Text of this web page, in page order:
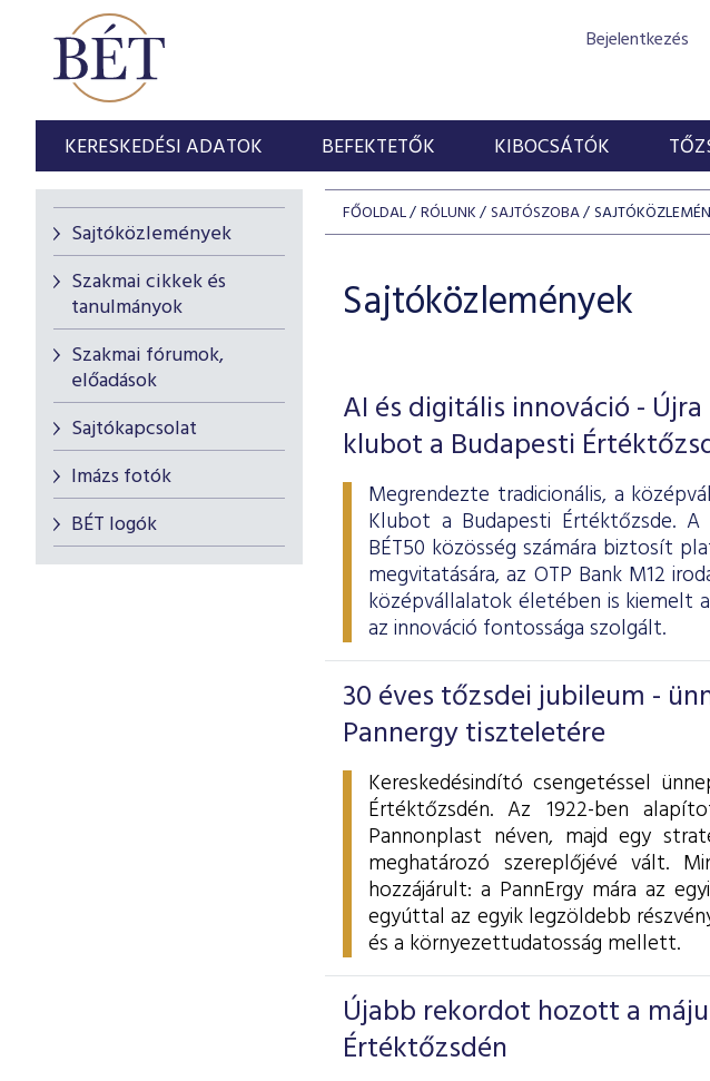
Bejelentkezés
KERESKEDÉSI ADATOK BEFEKTETŐK KIBOCSÁTÓK
Sajtóközlemények
Szakmai cikkek és
tanulmányok
Szakmai fórumok,
előadások
Sajtókapcsolat
Imázs fotók
BÉT logók
FŐOLDAL RÓLUNK SAJTÓSZOBA
Sajtóközlemények
AI és digitális innováció -
klubot a Budapesti
Megrendezte tradicionális, a
Klubot a Budapesti Értéktőzsde.
BÉT50 közösség számára biztosít
megvitatására, az OTP Bank M12
középvállalatok életében is kiemelt
az innováció fontossága szolgált.
30 éves tőzsdei jubileum -
Pannergy tiszteletére
Kereskedésindító csengetéssel
Értéktőzsdén. Az 1922-ben
Pannonplast néven, majd egy
meghatározó szereplőjévé vált.
hozzájárult: a PannErgy mára az
egyúttal az egyik legzöldebb
és a környezettudatosság mellett.
Újabb rekordot hozott a
Értéktőzsdén